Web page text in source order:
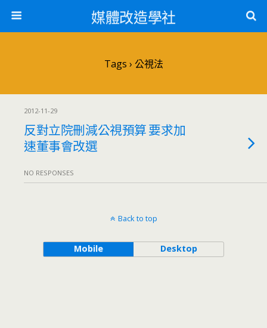
媒體改造學社
Tags › 公視法
2012-11-29
反對立院刪減公視預算 要求加
速董事會改選
NO RESPONSES
Back to top
Mobile Desktop